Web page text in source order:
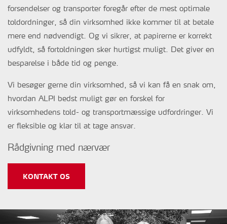
forsendelser og transporter foregår efter de mest optimale
toldordninger, så din virksomhed ikke kommer til at betale
mere end nødvendigt. Og vi sikrer, at papirerne er korrekt
udfyldt, så fortoldningen sker hurtigst muligt. Det giver en
besparelse i både tid og penge.
Vi besøger gerne din virksomhed, så vi kan få en snak om,
hvordan ALPI bedst muligt gør en forskel for
virksomhedens told- og transportmæssige udfordringer. Vi
er fleksible og klar til at tage ansvar.
Rådgivning med nærvær
KONTAKT OS